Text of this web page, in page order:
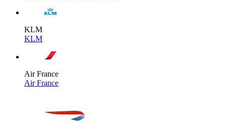
KLM
KLM
Air France
Air France